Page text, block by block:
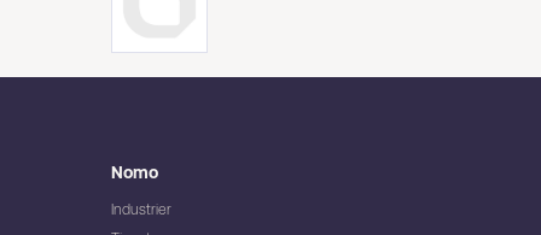
Nomo
Industrier